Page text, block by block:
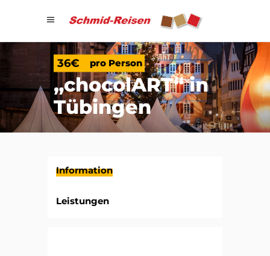
36€ pro Person
„chocolART“in
Tübingen
Information
Leistungen